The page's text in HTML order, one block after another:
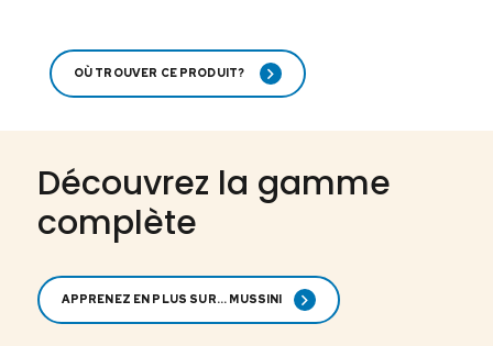
OÙ TROUVER CE PRODUIT?
Découvrez la gamme
complète
APPRENEZ EN PLUS SUR... MUSSINI